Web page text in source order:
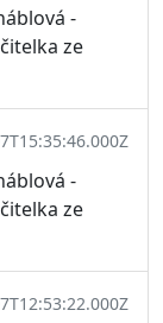
-
ze
-
ze